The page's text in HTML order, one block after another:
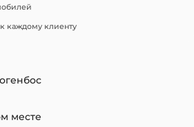
каждому клиенту
месте